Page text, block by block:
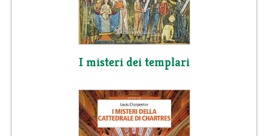
I misteri dei templari